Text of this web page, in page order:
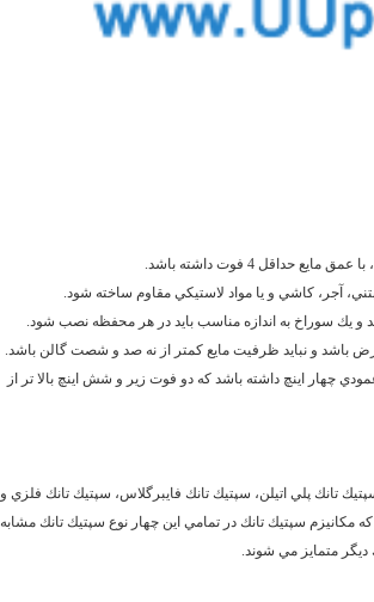
بتني، آجر، كاشي و يا مواد لاستيكي مقاوم ساخته شود.
و يك سوراخ به اندازه مناسب بايد در هر محفظه نصب شود.
باشد و نبايد ظرفيت مايع كمتر از نه صد و شصت گالن باشد.
چهار اينچ داشته باشد كه دو فوت زير و شش اينچ بالا تر از
تانك پلي اتيلن، سپتيك تانك فايبرگلاس، سپتيك تانك فلزي و
مكانيزم سپتيك تانك در تمامي اين چهار نوع سپتيك تانك مشابه
متمايز مي شوند.